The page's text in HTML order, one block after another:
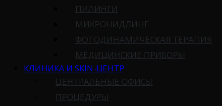
ПИЛИНГИ
МИКРОНИДЛИНГ
ФОТОДИНАМИЧЕСКАЯ ТЕРАПИЯ
МЕДИЦИНСКИЕ ПРИБОРЫ
КЛИНИКА И SKIN-ЦЕНТР
ЦЕНТРАЛЬНЫЕ ОФИСЫ
ПРОЦЕДУРЫ